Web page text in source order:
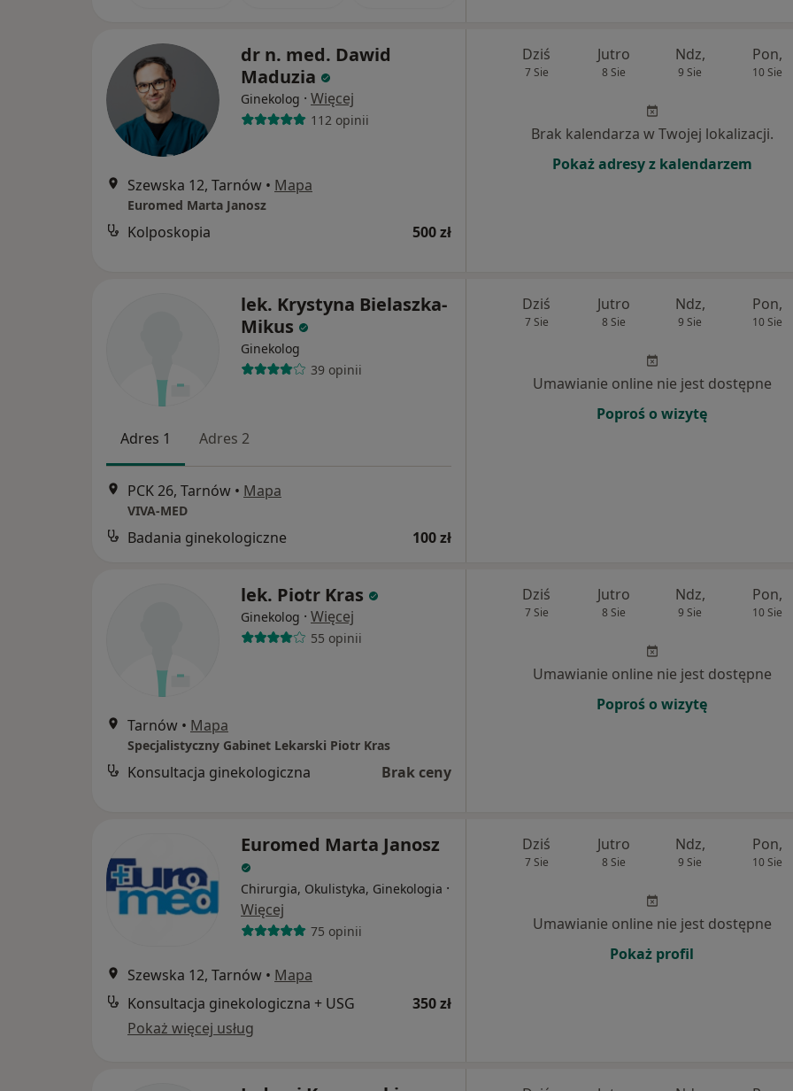
dr n. med. Dawid
Maduzia
Ginekolog · Więcej
112 opinii
Szewska 12, Tarnów • Mapa
Euromed Marta Janosz
Kolposkopia 500 zł
Dziś
7 Sie
Jutro
8 Sie
Ndz,
9 Sie
Pon,
10 Sie
Brak kalendarza w Twojej lokalizacji.
Pokaż adresy z kalendarzem
lek. Krystyna Bielaszka-
Mikus
Ginekolog
39 opinii
Adres 1 Adres 2
PCK 26, Tarnów • Mapa
VIVA-MED
Badania ginekologiczne 100 zł
Dziś
7 Sie
Jutro
8 Sie
Ndz,
9 Sie
Pon,
10 Sie
Umawianie online nie jest dostępne
Poproś o wizytę
lek. Piotr Kras
Ginekolog · Więcej
55 opinii
Tarnów • Mapa
Specjalistyczny Gabinet Lekarski Piotr Kras
Konsultacja ginekologiczna Brak ceny
Dziś
7 Sie
Jutro
8 Sie
Ndz,
9 Sie
Pon,
10 Sie
Umawianie online nie jest dostępne
Poproś o wizytę
Euromed Marta Janosz
Chirurgia, Okulistyka, Ginekologia ·
Więcej
75 opinii
Szewska 12, Tarnów • Mapa
Konsultacja ginekologiczna + USG
350 zł
Pokaż więcej usług
Dziś
7 Sie
Jutro
8 Sie
Ndz,
9 Sie
Pon,
10 Sie
Umawianie online nie jest dostępne
Pokaż profil